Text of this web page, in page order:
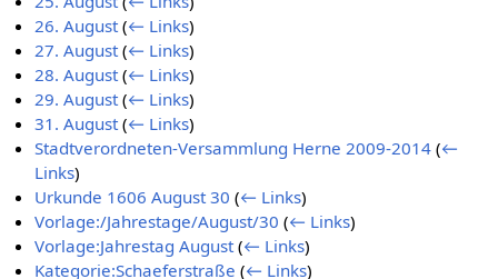
26. August (← Links)
27. August (← Links)
28. August (← Links)
29. August (← Links)
31. August (← Links)
Stadtverordneten-Versammlung Herne 2009-2014 (←
Links)
Urkunde 1606 August 30 (← Links)
Vorlage:/Jahrestage/August/30 (← Links)
Vorlage:Jahrestag August (← Links)
Kategorie:Schaeferstraße (← Links)